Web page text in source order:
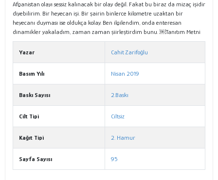
Afganistan olayı sessiz kalınacak bir olay değil. Fakat bu biraz da mizaç işidir
diyebilirim. Bir heyecan işi. Bir şairin binlerce kilometre uzaktan bir
heyecanı duyması ise oldukça kolay. Ben ilgilendim, onda enteresan
dinamikler yakaladım, zaman zaman şiirleştirdim bunu. ￼Tanıtım Metni
Yazar Cahit Zarifoğlu
Basım Yılı Nisan 2019
Baskı Sayısı 2.Baskı
Cilt Tipi Ciltsiz
Kağıt Tipi 2. Hamur
Sayfa Sayısı 95